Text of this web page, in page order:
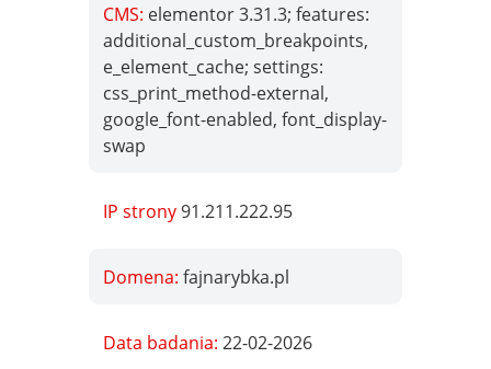
CMS: elementor 3.31.3; features:
additional_custom_breakpoints,
e_element_cache; settings:
css_print_method-external,
google_font-enabled, font_display-
swap
IP strony91.211.222.95
Domena:fajnarybka.pl
Data badania:22-02-2026